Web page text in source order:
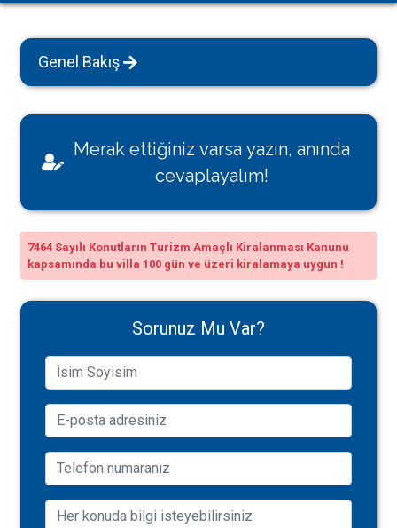
Genel Bakış
Merak ettiğiniz varsa yazın, anında
cevaplayalım!
7464 Sayılı Konutların Turizm Amaçlı Kiralanması Kanunu
kapsamında bu villa 100 gün ve üzeri kiralamaya uygun !
Sorunuz Mu Var?